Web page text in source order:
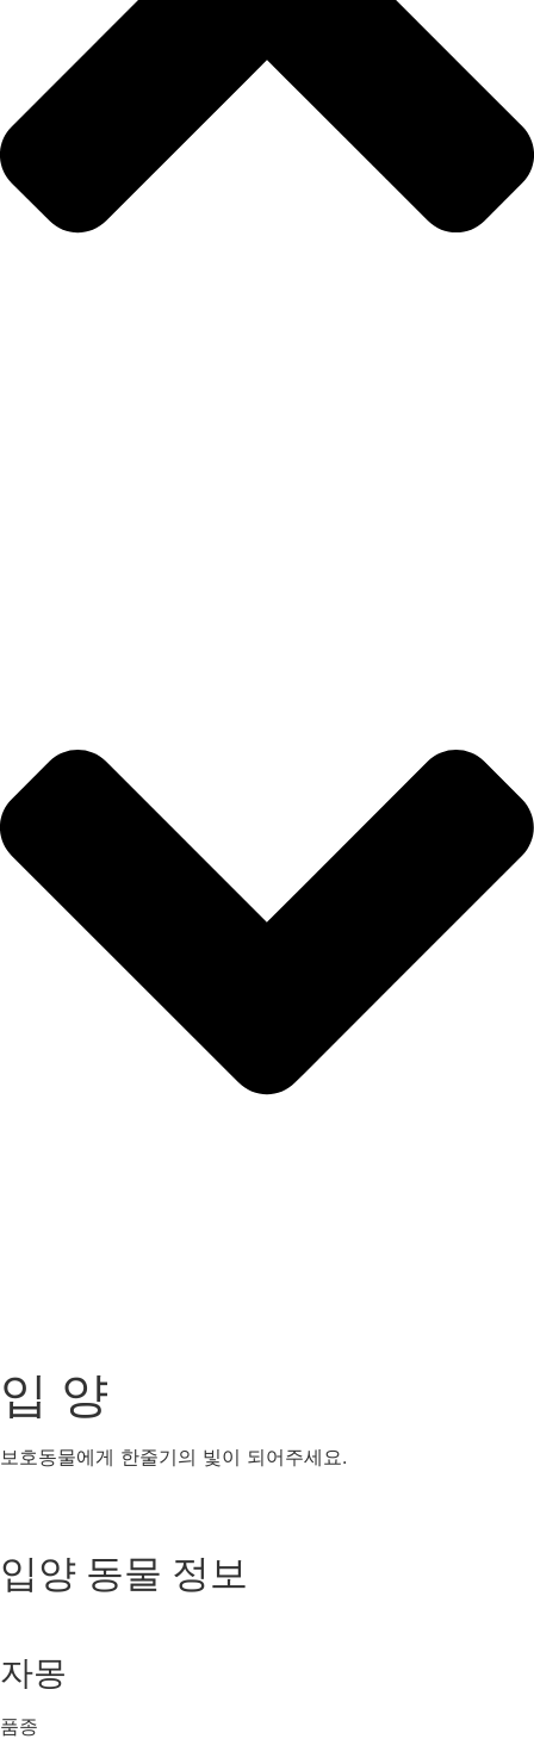
입 양
보호동물에게 한줄기의 빛이 되어주세요.
입양 동물 정보
자몽
품종